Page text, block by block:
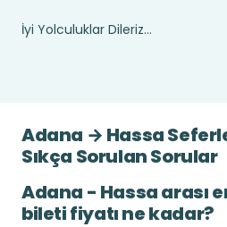
İyi Yolculuklar Dileriz...
Adana → Hassa
Sıkça Sorulan Sorular
Adana - Hassa arası
bileti fiyatı ne kadar?